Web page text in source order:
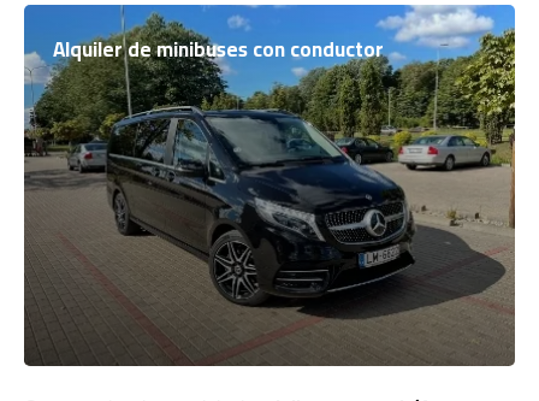
Alquiler de minibuses con conductor